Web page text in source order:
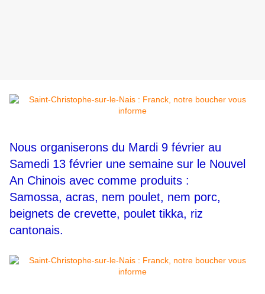
Nous organiserons du Mardi 9 février au
Samedi 13 février une semaine sur le Nouvel
An Chinois avec comme produits :
Samossa, acras, nem poulet, nem porc,
beignets de crevette, poulet tikka, riz
cantonais.